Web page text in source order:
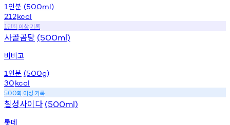
1 인분 (500ml)
212kcal
1 만회 이상기록
사골곰탕 (500ml)
비비고
1 인분 (500g)
30kcal
500회 이상기록
칠성사이다 (500ml)
롯데